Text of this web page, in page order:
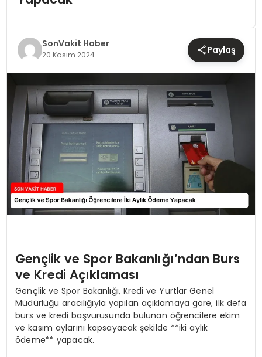
SPOR
TEKNOLOJI
YAŞAM
SonVakit Haber
20 Kasım 2024 Paylaş
Gençlik ve Spor Bakanlığı’ndan Burs
ve Kredi Açıklaması
Gençlik ve Spor Bakanlığı, Kredi ve Yurtlar Genel
Müdürlüğü aracılığıyla yapılan açıklamaya göre, ilk defa
burs ve kredi başvurusunda bulunan öğrencilere ekim
ve kasım aylarını kapsayacak şekilde **iki aylık
ödeme** yapacak.